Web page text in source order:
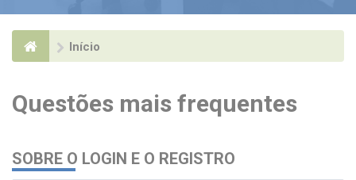
Início
Questões mais frequentes
SOBRE O LOGIN E O REGISTRO